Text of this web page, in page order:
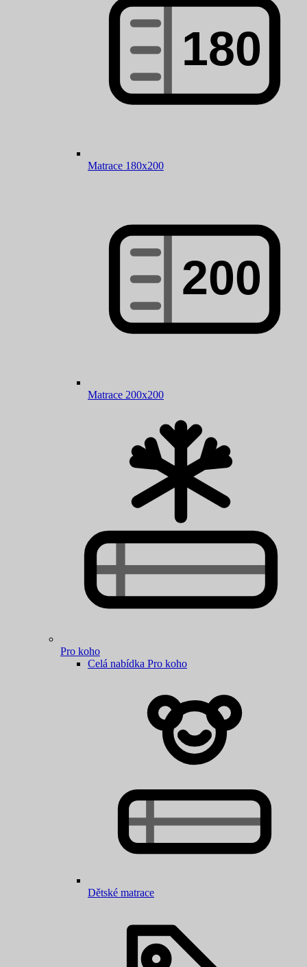
Matrace 180x200
Matrace 200x200
Pro koho
Celá nabídka Pro koho
Dětské matrace